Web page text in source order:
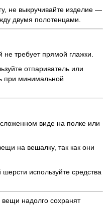
не выкручивайте изделие —
двумя полотенцами.
требует прямой глажки.
отпариватель или
при минимальной
виде на полке или
на вешалку, так как они
используйте средства
надолго сохранят